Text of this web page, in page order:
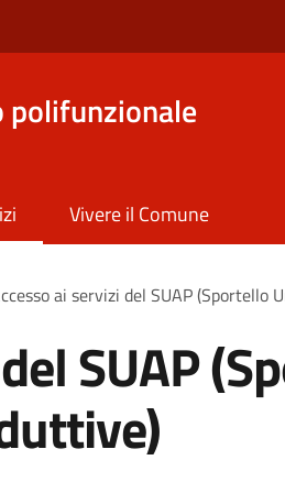
Vivere il Comune
ai servizi del SUAP
SUAP